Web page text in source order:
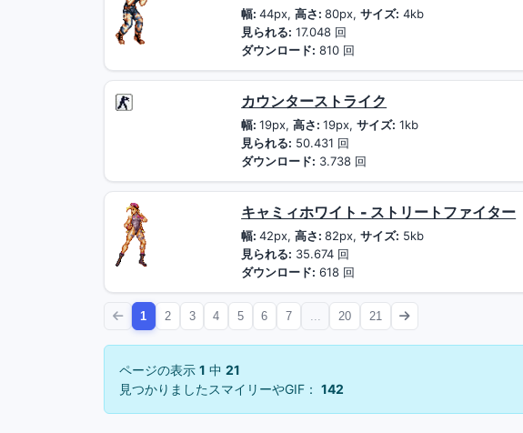
幅:44px,高さ:80px,サイズ: 4kb
見られる: 17.048 回
ダウンロード: 810 回
カウンターストライク
幅:19px,高さ:19px,サイズ: 1kb
見られる: 50.431 回
ダウンロード: 3.738 回
キャミィホワイト - ストリートファイター
幅:42px,高さ:82px,サイズ: 5kb
見られる: 35.674 回
ダウンロード: 618 回
1 2 3 4 5 6 7 20 21
ページの表示 1 中 21
見つかりましたスマイリーやGIF： 142